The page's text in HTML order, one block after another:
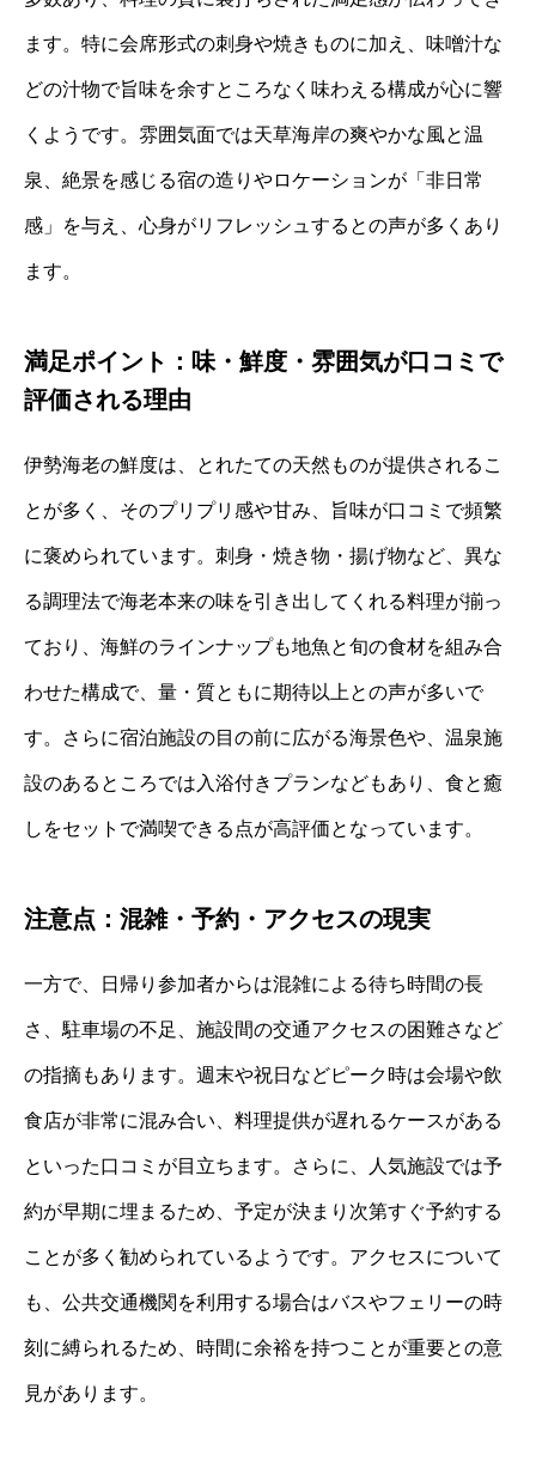
ます。特に会席形式の刺身や焼きものに加え、味噌汁な
どの汁物で旨味を余すところなく味わえる構成が心に響
くようです。雰囲気面では天草海岸の爽やかな風と温
泉、絶景を感じる宿の造りやロケーションが「非日常
感」を与え、心身がリフレッシュするとの声が多くあり
ます。
満足ポイント：味・鮮度・雰囲気が口コミで
評価される理由
伊勢海老の鮮度は、とれたての天然ものが提供されるこ
とが多く、そのプリプリ感や甘み、旨味が口コミで頻繁
に褒められています。刺身・焼き物・揚げ物など、異な
る調理法で海老本来の味を引き出してくれる料理が揃っ
ており、海鮮のラインナップも地魚と旬の食材を組み合
わせた構成で、量・質ともに期待以上との声が多いで
す。さらに宿泊施設の目の前に広がる海景色や、温泉施
設のあるところでは入浴付きプランなどもあり、食と癒
しをセットで満喫できる点が高評価となっています。
注意点：混雑・予約・アクセスの現実
一方で、日帰り参加者からは混雑による待ち時間の長
さ、駐車場の不足、施設間の交通アクセスの困難さなど
の指摘もあります。週末や祝日などピーク時は会場や飲
食店が非常に混み合い、料理提供が遅れるケースがある
といった口コミが目立ちます。さらに、人気施設では予
約が早期に埋まるため、予定が決まり次第すぐ予約する
ことが多く勧められているようです。アクセスについて
も、公共交通機関を利用する場合はバスやフェリーの時
刻に縛られるため、時間に余裕を持つことが重要との意
見があります。